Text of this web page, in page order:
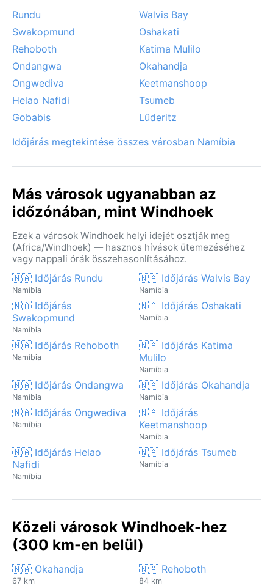
Rundu
Walvis Bay
Swakopmund
Oshakati
Rehoboth
Katima Mulilo
Ondangwa
Okahandja
Ongwediva
Keetmanshoop
Helao Nafidi
Tsumeb
Gobabis
Lüderitz
Időjárás megtekintése összes városban Namíbia
Más városok ugyanabban az
időzónában, mint Windhoek
Ezek a városok Windhoek helyi idejét osztják meg
(Africa/Windhoek) — hasznos hívások ütemezéséhez
vagy nappali órák összehasonlításához.
🇳🇦 Időjárás Rundu
Namíbia
🇳🇦 Időjárás Walvis Bay
Namíbia
🇳🇦 Időjárás
Swakopmund
Namíbia
🇳🇦 Időjárás Oshakati
Namíbia
🇳🇦 Időjárás Rehoboth
Namíbia
🇳🇦 Időjárás Katima
Mulilo
Namíbia
🇳🇦 Időjárás Ondangwa
Namíbia
🇳🇦 Időjárás Okahandja
Namíbia
🇳🇦 Időjárás Ongwediva
Namíbia
🇳🇦 Időjárás
Keetmanshoop
Namíbia
🇳🇦 Időjárás Helao
Nafidi
Namíbia
🇳🇦 Időjárás Tsumeb
Namíbia
Közeli városok Windhoek-hez
(300 km-en belül)
🇳🇦 Okahandja
67 km
🇳🇦 Rehoboth
84 km